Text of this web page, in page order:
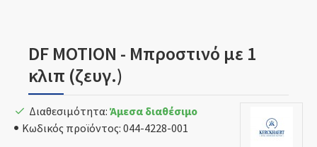
DF MOTION - Μπροστινό με 1
κλιπ (ζευγ.)
Διαθεσιμότητα: Άμεσα διαθέσιμο
Κωδικός προϊόντος: 044-4228-001